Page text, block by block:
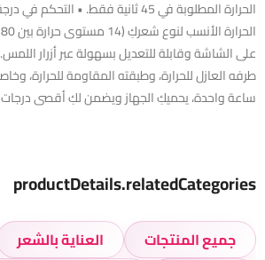
الحرارة المطلوبة في 45 ثانية فقط. •
على الشاشة وقابلة للتعديل بسهولة عبر أزرار
طرفه العازل للحرارة، وطبقته المقاومة للحرارة،
ساعة واحدة، يحميكِ الجهاز ويضمن لكِ أقصى درجات
productDetails.relatedCategories
جميع المنتجات العناية بالشعر